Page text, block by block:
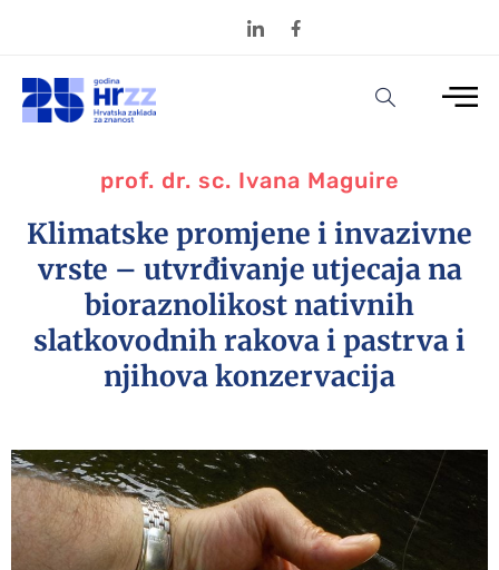
prof. dr. sc. Ivana Maguire
Klimatske promjene i invazivne
vrste – utvrđivanje utjecaja na
bioraznolikost nativnih
slatkovodnih rakova i pastrva i
njihova konzervacija